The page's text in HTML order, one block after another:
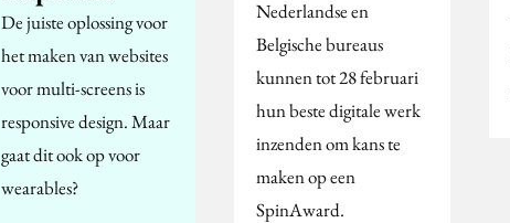
De juiste oplossing voor
het maken van websites
voor multi-screens is
responsive design. Maar
gaat dit ook op voor
wearables?
Nederlandse en
Belgische bureaus
kunnen tot 28 februari
hun beste digitale werk
inzenden om kans te
maken op een
SpinAward.